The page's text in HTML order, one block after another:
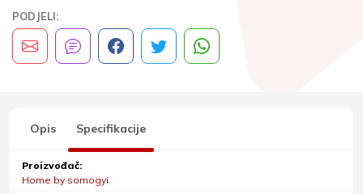
PODJELI:
Opis Specifikacije
Proizvođač:
Home by somogyi